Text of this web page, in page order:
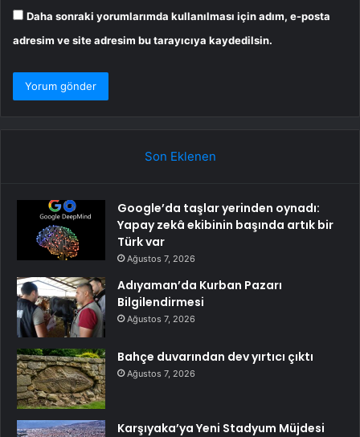
Daha sonraki yorumlarımda kullanılması için adım, e-posta
adresim ve site adresim bu tarayıcıya kaydedilsin.
Son Eklenen
Google’da taşlar yerinden oynadı:
Yapay zekâ ekibinin başında artık bir
Türk var
Ağustos 7, 2026
Adıyaman’da Kurban Pazarı
Bilgilendirmesi
Ağustos 7, 2026
Bahçe duvarından dev yırtıcı çıktı
Ağustos 7, 2026
Karşıyaka’ya Yeni Stadyum Müjdesi